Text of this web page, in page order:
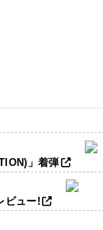
」着弾
ビュー!